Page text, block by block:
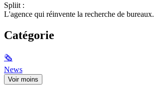
Spliit :
L'agence qui réinvente la recherche de bureaux.
Catégorie
🗞
News
Voir moins